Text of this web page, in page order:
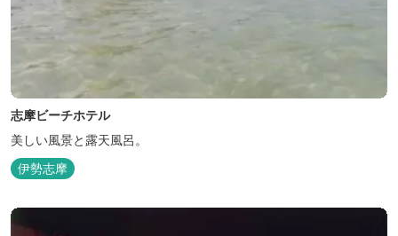
志摩ビーチホテル
美しい風景と露天風呂。
伊勢志摩